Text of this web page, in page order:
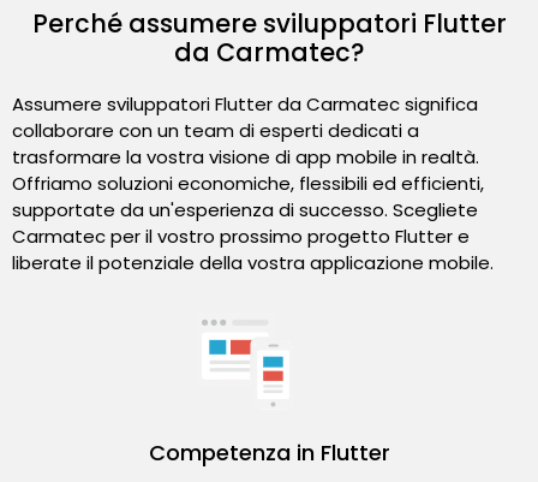
Perché assumere sviluppatori Flutter
da Carmatec?
Assumere sviluppatori Flutter da Carmatec significa
collaborare con un team di esperti dedicati a
trasformare la vostra visione di app mobile in realtà.
Offriamo soluzioni economiche, flessibili ed efficienti,
supportate da un'esperienza di successo. Scegliete
Carmatec per il vostro prossimo progetto Flutter e
liberate il potenziale della vostra applicazione mobile.
Competenza in Flutter